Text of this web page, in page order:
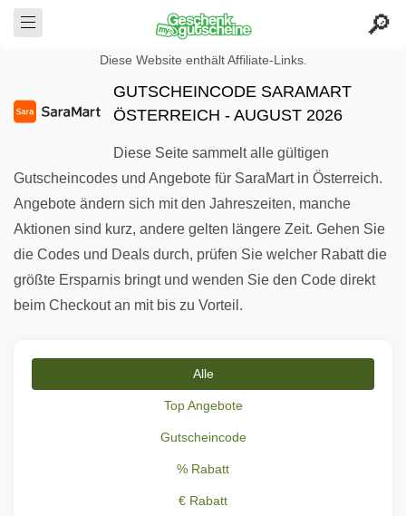
Diese Website enthält Affiliate-Links.
GUTSCHEINCODE SARAMART
ÖSTERREICH - AUGUST 2026
Diese Seite sammelt alle gültigen
Gutscheincodes und Angebote für SaraMart in Österreich.
Angebote ändern sich mit den Jahreszeiten, manche
Aktionen sind kurz, andere gelten längere Zeit. Gehen Sie
die Codes und Deals durch, prüfen Sie welcher Rabatt die
größte Ersparnis bringt und wenden Sie den Code direkt
beim Checkout an mit bis zu Vorteil.
Alle
Top Angebote
Gutscheincode
% Rabatt
€ Rabatt